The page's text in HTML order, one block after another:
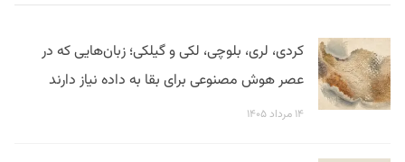
کردی، لری، بلوچی، لکی و گیلکی؛ زبان‌هایی که در
عصر هوش مصنوعی برای بقا به داده نیاز دارند
۱۴ مرداد ۱۴۰۵